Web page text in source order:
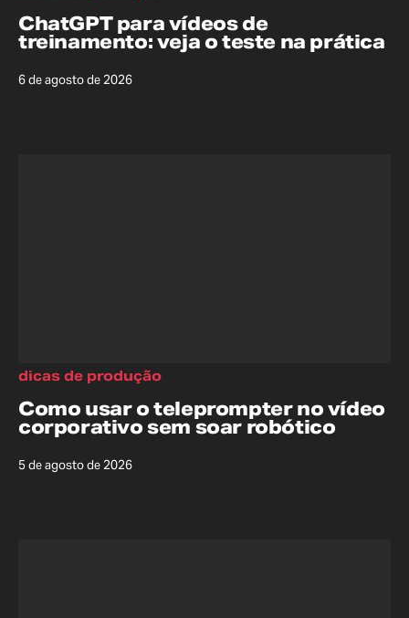
ChatGPT para vídeos de
treinamento: veja o teste na prática
6 de agosto de 2026
Como usar o teleprompter no vídeo
corporativo sem soar robótico
5 de agosto de 2026
dicas de produção